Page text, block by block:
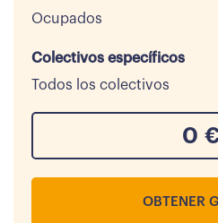
Ocupados
Colectivos específicos
Todos los colectivos
0
OBTENER